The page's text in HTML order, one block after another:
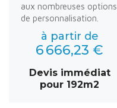
aux nombreuses options
de personnalisation.
à partir de
6 666,23 €
Devis immédiat
pour 192m2